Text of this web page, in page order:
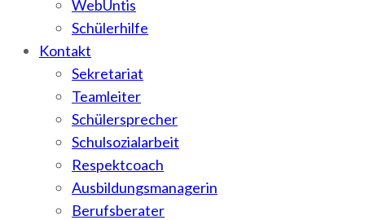
WebUntis
Schülerhilfe
Kontakt
Sekretariat
Teamleiter
Schülersprecher
Schulsozialarbeit
Respektcoach
Ausbildungsmanagerin
Berufsberater